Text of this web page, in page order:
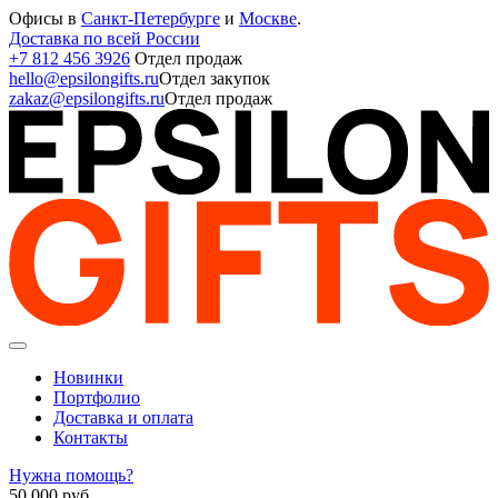
Офисы в Санкт-Петербурге и Москве.
Доставка по всей России
+7 812 456 3926 Отдел продаж
hello@epsilongifts.ruОтдел закупок
zakaz@epsilongifts.ruОтдел продаж
Новинки
Портфолио
Доставка и оплата
Контакты
Нужна помощь?